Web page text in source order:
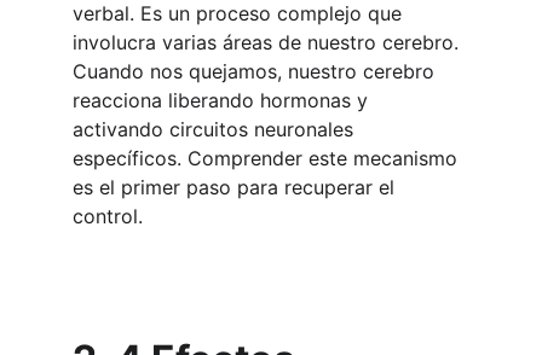
verbal. Es un proceso complejo que
involucra varias áreas de nuestro cerebro.
Cuando nos quejamos, nuestro cerebro
reacciona liberando hormonas y
activando circuitos neuronales
específicos. Comprender este mecanismo
es el primer paso para recuperar el
control.